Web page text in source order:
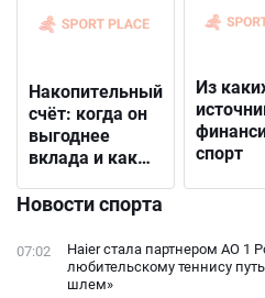
Накопительный
счёт: когда он
выгоднее
вклада и как
подходящий
Из
спорт
Новости спорта
07:02
Haier стала партнером AO 1
любительскому теннису
шлем»